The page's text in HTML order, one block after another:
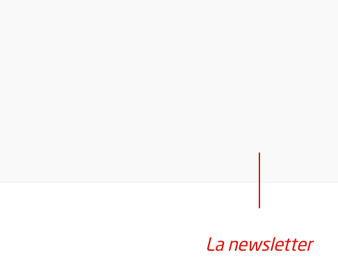
La newsletter